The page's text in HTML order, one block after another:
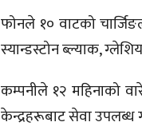
फोनले १० वाटको
स्यान्डस्टोन ब्ल्याक,
कम्पनीले १२ महिनाको
केन्द्रहरूबाट सेवा उपलब्ध